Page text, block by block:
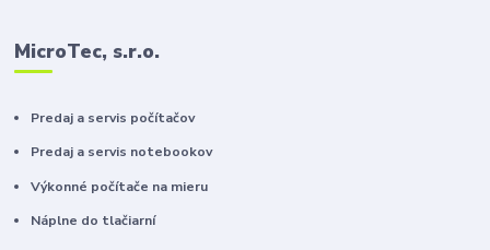
MicroTec, s.r.o.
Predaj a servis počítačov
Predaj a servis notebookov
Výkonné počítače na mieru
Náplne do tlačiarní